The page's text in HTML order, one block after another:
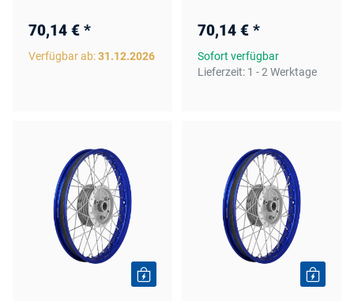
70,14 € *
Verfügbar ab:31.12.2026
70,14 € *
Sofort verfügbar
Lieferzeit: 1 - 2 Werktage